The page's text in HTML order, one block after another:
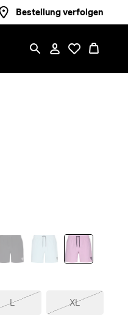
Bestellung verfolgen
L XL